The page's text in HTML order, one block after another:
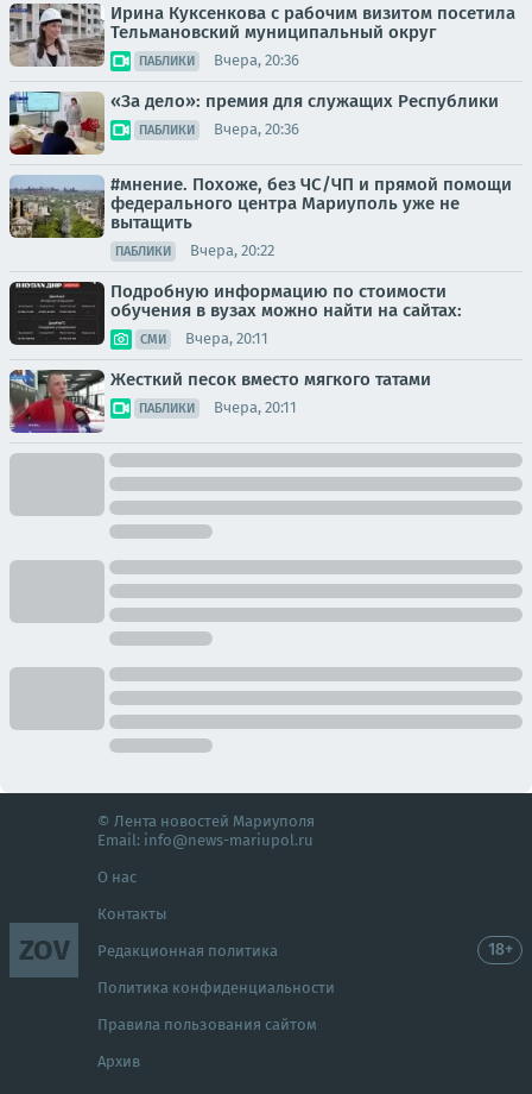
Ирина Куксенкова с рабочим визитом посетила
Тельмановский муниципальный округ
ПАБЛИКИ Вчера, 20:36
«За дело»: премия для служащих Республики
ПАБЛИКИ Вчера, 20:36
#мнение. Похоже, без ЧС/ЧП и прямой помощи
федерального центра Мариуполь уже не
вытащить
ПАБЛИКИ Вчера, 20:22
Подробную информацию по стоимости
обучения в вузах можно найти на сайтах:
СМИ Вчера, 20:11
Жесткий песок вместо мягкого татами
ПАБЛИКИ Вчера, 20:11
ZOV
© Лента новостей Мариуполя
Email: info@news-mariupol.ru
О нас
Контакты
Редакционная политика
Политика конфиденциальности
Правила пользования сайтом
Архив
18+